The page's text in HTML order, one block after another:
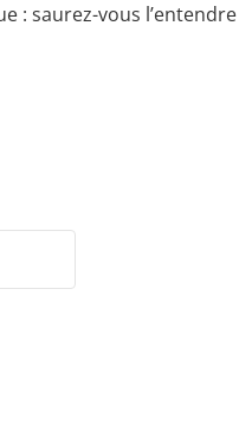
saurez-vous l’entendre